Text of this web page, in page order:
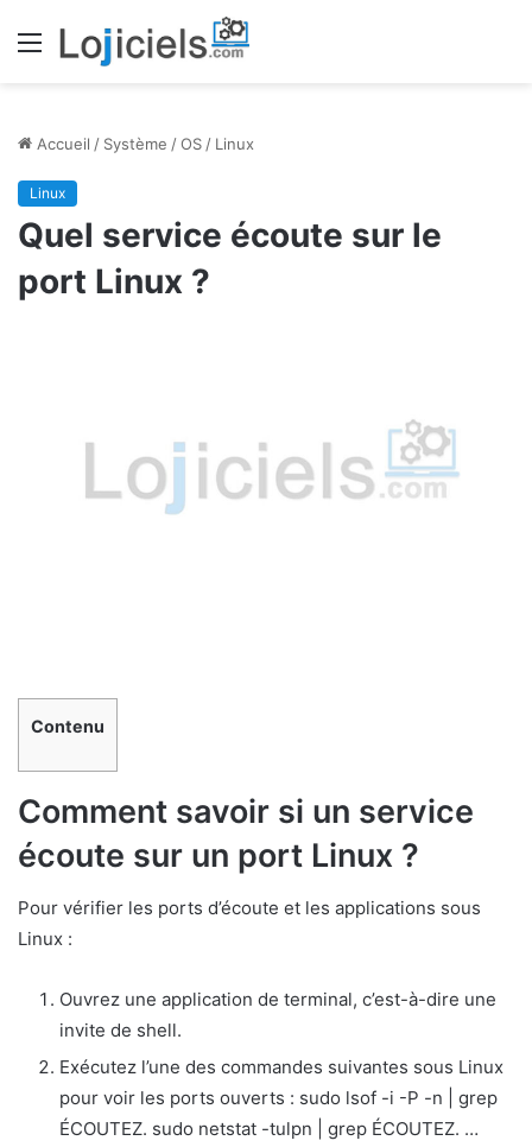
Menu
Accueil / Système /OS / Linux
Linux
Quel service écoute sur le
port Linux ?
Contenu
Comment savoir si un service
écoute sur un port Linux ?
Pour vérifier les ports d’écoute et les applications sous
Linux :
Ouvrez une application de terminal, c’est-à-dire une
invite de shell.
Exécutez l’une des commandes suivantes sous Linux
pour voir les ports ouverts : sudo lsof -i -P -n | grep
ÉCOUTEZ. sudo netstat -tulpn | grep ÉCOUTEZ. …